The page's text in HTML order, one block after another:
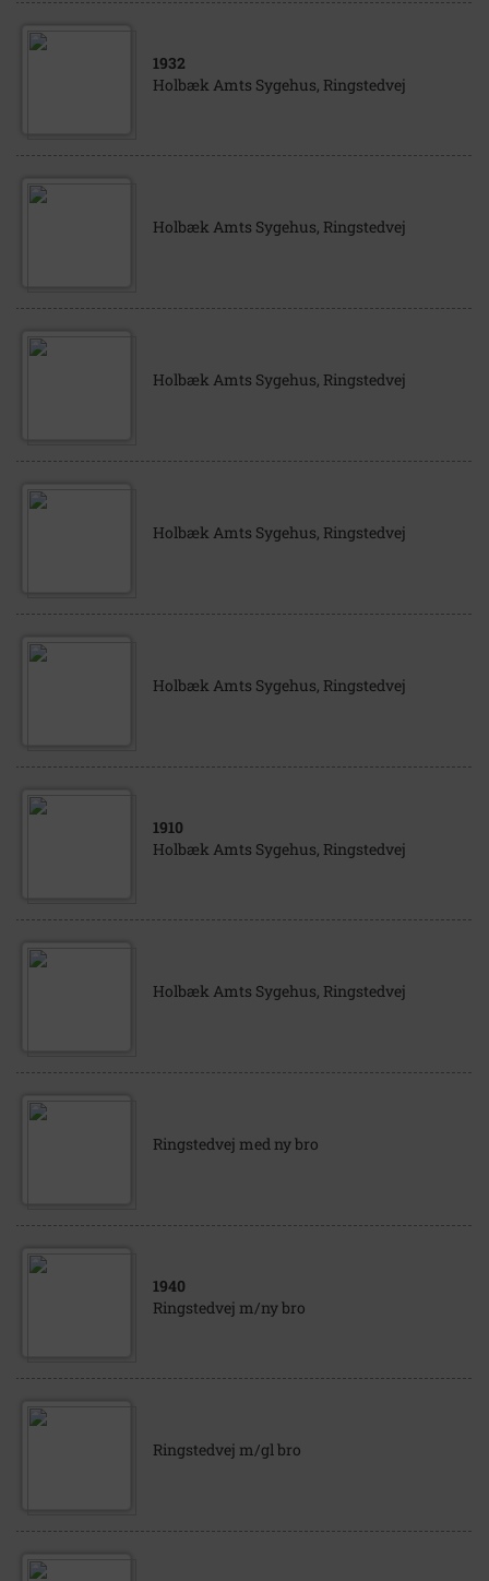
1932
Holbæk Amts Sygehus, Ringstedvej
Holbæk Amts Sygehus, Ringstedvej
Holbæk Amts Sygehus, Ringstedvej
Holbæk Amts Sygehus, Ringstedvej
Holbæk Amts Sygehus, Ringstedvej
1910
Holbæk Amts Sygehus, Ringstedvej
Holbæk Amts Sygehus, Ringstedvej
Ringstedvej med ny bro
1940
Ringstedvej m/ny bro
Ringstedvej m/gl bro